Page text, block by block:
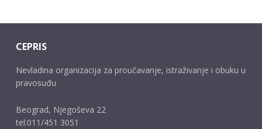
CEPRIS
Nevladina organizacija za proučavanje, istraživanje i obuku u
pravosuđu
Beograd, Njegoševa 22
tel:011/451 3051